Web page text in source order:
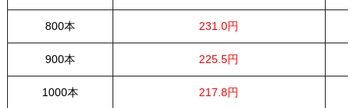
800本 231.0円
900本 225.5円
1000本 217.8円